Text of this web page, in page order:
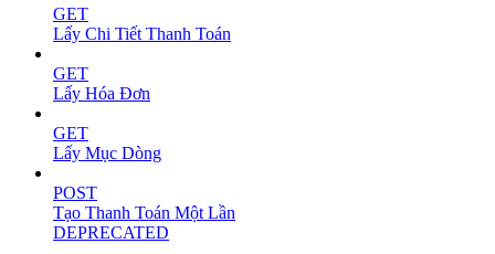
GET
Lấy Chi Tiết Thanh Toán
GET
Lấy Hóa Đơn
GET
Lấy Mục Dòng
POST
Tạo Thanh Toán Một Lần
DEPRECATED